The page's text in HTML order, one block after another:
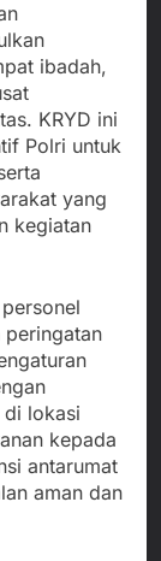
ibadah,
KRYD ini
Polri untuk
yang
kegiatan
peringatan
di lokasi
kepada
antarumat
aman dan